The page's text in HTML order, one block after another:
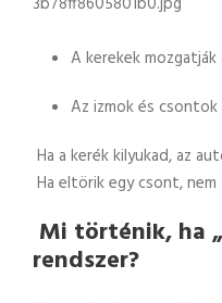
A kerekek
Az izmok és
Ha a kerék kilyukad, az
Ha eltörik egy csont,
Mi történik, ha
rendszer?